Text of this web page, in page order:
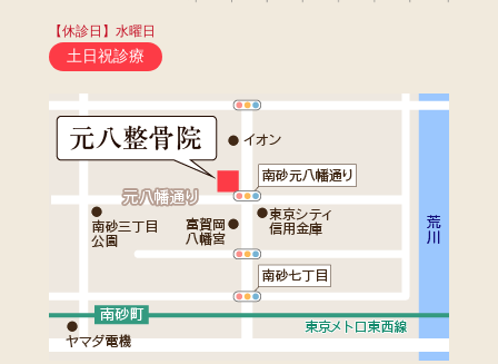
【休診日】水曜日
土日祝診療